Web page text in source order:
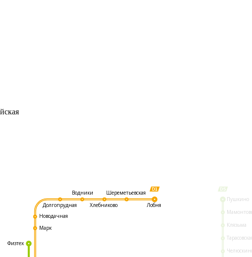
Пушкино
Клязьма
Физтех
Марк
Новодачная
Долгопрудная
Водники
Хлебниково
Шереметьевская
Лобня